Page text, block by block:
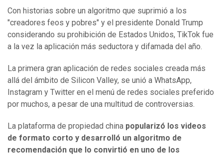
Con historias sobre un algoritmo que suprimió a los
"creadores feos y pobres" y el presidente Donald Trump
considerando su prohibición de Estados Unidos, TikTok fue
a la vez la aplicación más seductora y difamada del año.
La primera gran aplicación de redes sociales creada más
allá del ámbito de Silicon Valley, se unió a WhatsApp,
Instagram y Twitter en el menú de redes sociales preferido
por muchos, a pesar de una multitud de controversias.
La plataforma de propiedad china popularizó los videos
de formato corto y desarrolló un algoritmo de
recomendación que lo convirtió en uno de los